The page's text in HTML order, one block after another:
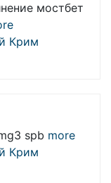
мостбет
Крим
spb more
Крим